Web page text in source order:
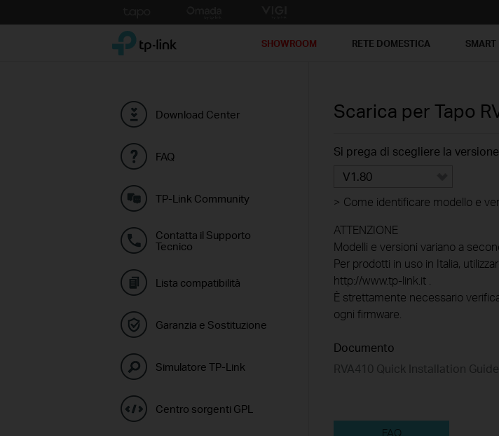
to
TP-Link, Reliably Smart SHOWROOM RETE DOMESTICA SMART
Download Center
FAQ
TP-Link Community
Contatta il Supporto
Tecnico
Lista compatibilità
Garanzia e Sostituzione
Simulatore TP-Link
Centro sorgenti GPL
Scarica per Tapo
Si prega di scegliere la
V1.80
> Come identificare modello e
ATTENZIONE
Modelli e versioni variano a
Per prodotti in uso in Italia,
http://www.tp-link.it .
È strettamente necessario
ogni firmware.
Documento
RVA410 Quick Installation Guide
FAQ